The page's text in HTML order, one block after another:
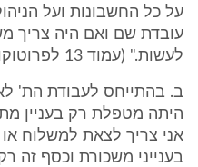
על כל החשבונות ועל
עובדת שם ואם היה צריך
לעשות." (עמוד 13 לפרוטוקול שורות 24-22).
ב. בהתייחס לעבודת הת'
היתה מטפלת רק בעניין
אני צריך לצאת למשלוח
בענייני משכורת וכסף זה